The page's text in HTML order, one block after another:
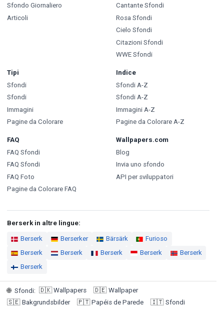
Sfondo Giornaliero
Articoli
Cantante Sfondi
Rosa Sfondi
Cielo Sfondi
Citazioni Sfondi
WWE Sfondi
Tipi
Sfondi
Sfondi
Immagini
Pagine da Colorare
Indice
Sfondi A-Z
Sfondi A-Z
Immagini A-Z
Pagine da Colorare A-Z
FAQ
FAQ Sfondi
FAQ Sfondi
FAQ Foto
Pagine da Colorare FAQ
Wallpapers.com
Blog
Invia uno sfondo
API per sviluppatori
Berserk in altre lingue:
Berserk Berserker Bärsärk
Furioso
Berserk
Berserk Berserk Berserk
Berserk
Berserk
🌐 Sfondi: 🇩🇰 Wallpapers 🇩🇪 Wallpaper
🇸🇪 Bakgrundsbilder 🇵🇹 Papéis de Parede 🇮🇹 Sfondi